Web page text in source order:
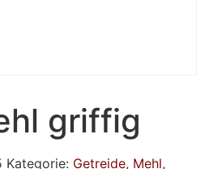
griffig
Kategorie: Getreide, Mehl,